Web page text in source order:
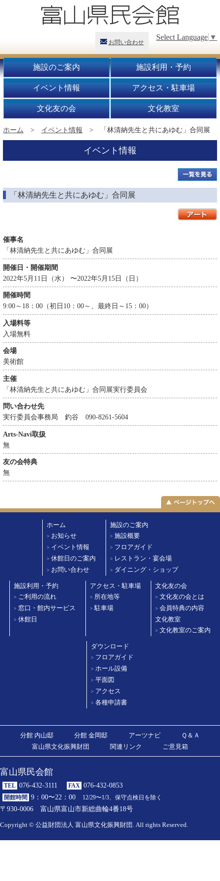
Select Language ▼
お問い合わせ
施設のご案内 施設利用・予約
イベント情報 アクセス・駐車場
文化友の会 文化教室
ホーム > イベント情報 > 「林清納先生と共にあゆむ」合同展
イベント情報
「林清納先生と共にあゆむ」合同展
催事名
「林清納先生と共にあゆむ」合同展
開催日・開催期間
2022年5月11日（水） 〜2022年5月15日（日）
開催時間
9:00～18：00（初日10：00～、最終日～15：00）
入場料等
入場無料
会場
美術館
主催
「林清納先生と共にあゆむ」合同展実行委員会
問い合わせ先
実行委員会事務局 釣谷 090-8261-5604
Arts-Navi取扱
無
友の会特典
無
ホーム
> お知らせ
> イベント情報
> 休館日のご案内
> お問い合わせ
施設のご案内
> 施設概要
> フロアガイド
> レストラン・宴会場
> ダイニング・ショップ
施設利用・予約
> ご利用の流れ
> 窓口・館内サービス
> 休館日
アクセス・駐車場
> 所在地等
> 駐車場
文化友の会
> 文化友の会とは
> 会員特典の内容
文化教室
> 文化教室のご案内
ダウンロード
> フロアガイド
> ホール設備
> 平面図
> アクセス
> 各種申請書
分館 内山邸 分館 金岡邸 アーツナビ
Ｑ＆Ａ
富山県文化振興財団
関連リンク ご意見箱
富山県民会館
TEL 076-432-3111 FAX 076-432-0853
開館時間 9：00〜22：00 12/29〜1/3、保守点検日を除く
〒930-0006 富山県富山市新総曲輪4番18号
Copyright © 公益財団法人 富山県文化振興財団. All rights Reserved.